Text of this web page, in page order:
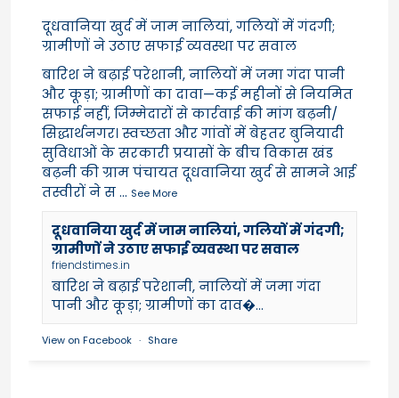
दूधवानिया खुर्द में जाम नालियां, गलियों में गंदगी;
ग्रामीणों ने उठाए सफाई व्यवस्था पर सवाल
बारिश ने बढ़ाई परेशानी, नालियों में जमा गंदा पानी
और कूड़ा; ग्रामीणों का दावा—कई महीनों से नियमित
सफाई नहीं, जिम्मेदारों से कार्रवाई की मांग बढ़नी/
सिद्धार्थनगर। स्वच्छता और गांवों में बेहतर बुनियादी
सुविधाओं के सरकारी प्रयासों के बीच विकास खंड
बढ़नी की ग्राम पंचायत दूधवानिया खुर्द से सामने आई
तस्वीरों ने स... See More
दूधवानिया खुर्द में जाम नालियां, गलियों में गंदगी;
ग्रामीणों ने उठाए सफाई व्यवस्था पर सवाल
friendstimes.in
बारिश ने बढ़ाई परेशानी, नालियों में जमा गंदा
पानी और कूड़ा; ग्रामीणों का दाव�...
View on Facebook · Share